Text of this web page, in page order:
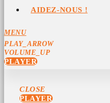
AIDEZ-NOUS !
MENU
PLAY_ARROW
VOLUME_UP
PLAYER
CLOSE
PLAYER